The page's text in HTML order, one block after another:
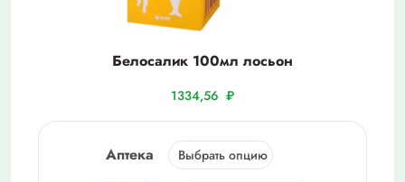
Белосалик 100мл лосьон
1334,56 ₽
Аптека